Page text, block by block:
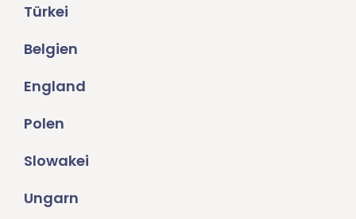
Türkei
Belgien
England
Polen
Slowakei
Ungarn